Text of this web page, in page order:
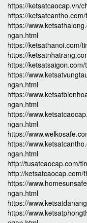
https://ketsatcaocap.vn/
https://
https://
ngan.html
https://ketsathanoi.com/
https://
https://
https://
ngan.html
https://
ngan.html
https://
ngan.html
https://
https://
ngan.html
http://tusatcaocap.com/
http://
https://
ngan.html
https://
https://